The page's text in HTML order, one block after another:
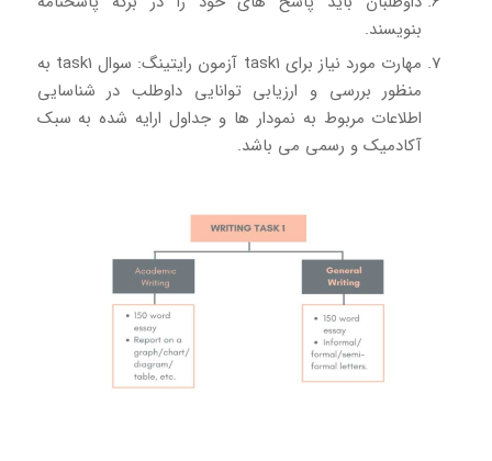
بنویسند.
مهارت مورد نیاز برای task1 آزمون رایتینگ: سوال task1 به
منظور بررسی و ارزیابی توانایی داوطلب در شناسایی
اطلاعات مربوط به نمودار ها و جداول ارایه شده به سبک
آکادمیک و رسمی می باشد.